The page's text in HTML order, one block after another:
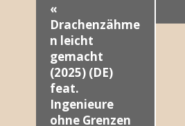
«
Drachenzähme
n leicht
gemacht
(2025) (DE)
feat.
Ingenieure
ohne Grenzen